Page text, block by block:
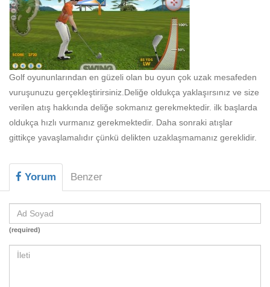
Golf oyununlarından en güzeli olan bu oyun çok uzak mesafeden
vuruşunuzu gerçekleştirirsiniz.Deliğe oldukça yaklaşırsınız ve size
verilen atış hakkında deliğe sokmanız gerekmektedir. ilk başlarda
oldukça hızlı vurmanız gerekmektedir. Daha sonraki atışlar
gittikçe yavaşlamalıdır çünkü delikten uzaklaşmamanız gereklidir.
Yorum Benzer
(required)